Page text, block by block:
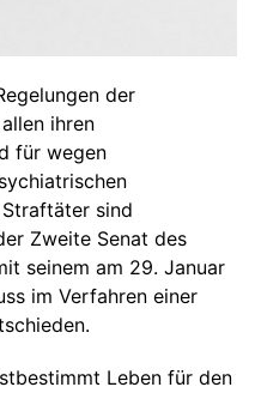
der
ihren
für wegen
sind
Zweite Senat des
seinem am 29. Januar
im Verfahren einer
Leben für den